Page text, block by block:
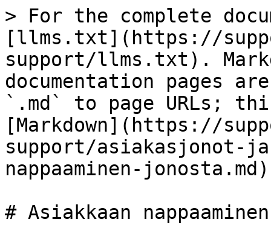
> For the complete
[llms.txt](https://
support/llms.txt).
documentation pages
`.md` to page URLs;
[Markdown](https://
support/asiakasjonot-
nappaaminen-
# Asiakkaan